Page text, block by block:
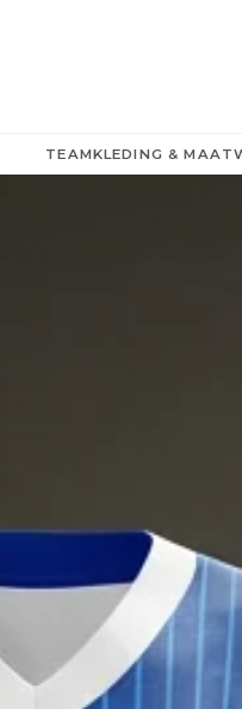
TEAMKLEDING &